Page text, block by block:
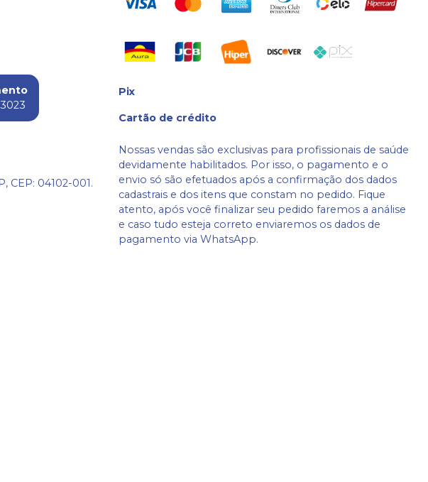
CEP: 04102-001.
Pix
Cartão de crédito
Nossas vendas são exclusivas para profissionais de saúde
devidamente habilitados. Por isso, o pagamento e o
envio só são efetuados após a confirmação dos dados
cadastrais e dos itens que constam no pedido. Fique
atento, após você finalizar seu pedido faremos a análise
e caso tudo esteja correto enviaremos os dados de
pagamento via WhatsApp.